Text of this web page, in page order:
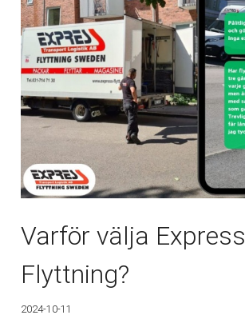
Varför välja Express
Flyttning?
2024-10-11